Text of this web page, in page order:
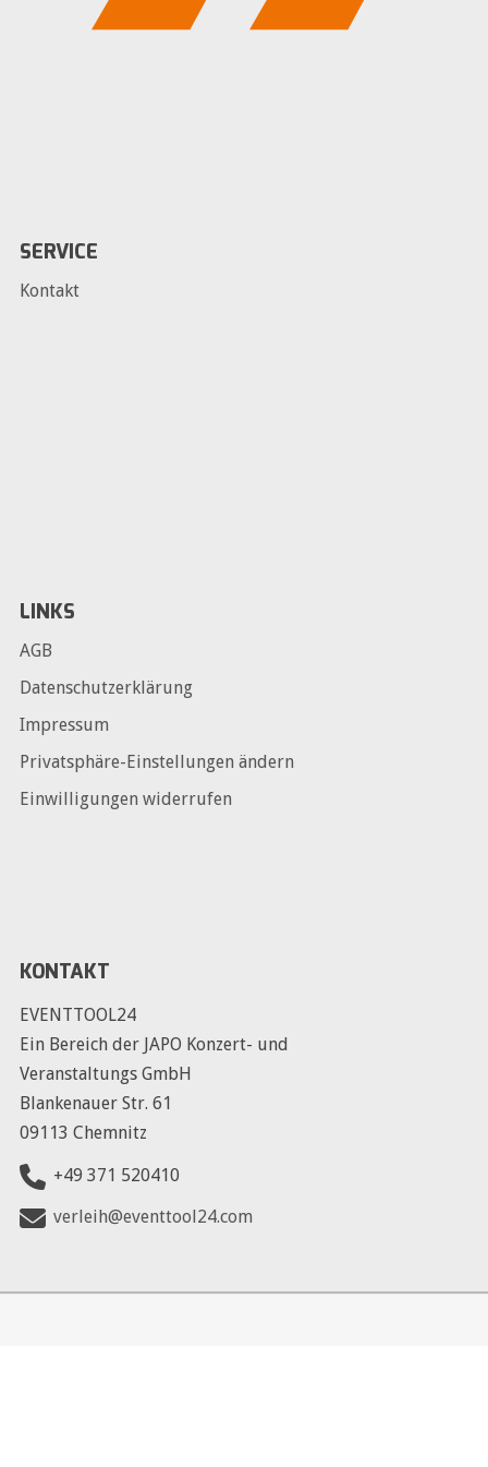
SERVICE
Kontakt
LINKS
AGB
Datenschutzerklärung
Impressum
Privatsphäre-Einstellungen ändern
Einwilligungen widerrufen
KONTAKT
EVENTTOOL24
Ein Bereich der JAPO Konzert- und
Veranstaltungs GmbH
Blankenauer Str. 61
09113 Chemnitz
+49 371 520410
verleih@eventtool24.com